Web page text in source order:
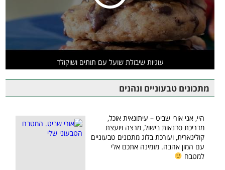
עוגיות שיבולת שועל עם תותים ושוקולד
מתכונים טבעוניים ונהנים
היי, אני אורי שביט – עיתונאית אוכל,
מדריכת סדנאות בישול, מרצה ויועצת
קולינארית, ועורכת בלוג מתכונים טבעוניים
עם המון אהבה. מזמינה אתכם אלי
למטבח